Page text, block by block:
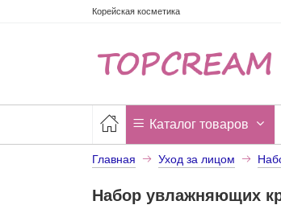
Корейская косметика
Каталог товаров
Главная Уход за лицом
Набор увлажняющих